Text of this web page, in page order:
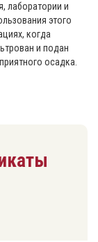
лаборатории и
этого
когда
и подан
осадка.